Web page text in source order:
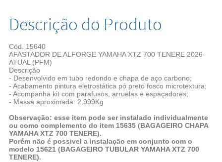
Descrição do Produto
Cód. 15640
AFASTADOR DE ALFORGE YAMAHA XTZ 700 TENERE 2026-
ATUAL (PFM)
Descrição
- Desenvolvido em tubo redondo e chapa de aço carbono;
- Acabamento pintura eletrostática pó preto fosco microtextura;
- Acompanha kit com parafusos, arruelas e espaçadores;
- Massa aproximada: 2,999Kg
Observação: esse item pode ser instalado individualmente
ou como complemento do item 15635 (BAGAGEIRO CHAPA
YAMAHA XTZ 700 TENERE).
Porém não é possivel a instalação em conjunto com o
modelo 15621 (BAGAGEIRO TUBULAR YAMAHA XTZ 700
TENERE).